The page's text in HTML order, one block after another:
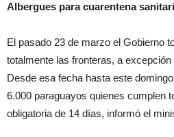
Albergues para cuarentena
El pasado 23 de marzo el Gobierno
totalmente las fronteras, a
Desde esa fecha hasta este
6.000 paraguayos quienes cumplen
obligatoria de 14 días, informó el